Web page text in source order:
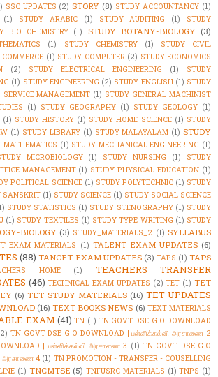
SSC UPDATES (2) STORY (8) STUDY ACCOUNTANCY (1)
(1) STUDY ARABIC (1) STUDY AUDITING (1)
STUDY
BIO CHEMISTRY (1) STUDY BOTANY-BIOLOGY (3)
(1) STUDY CHEMISTRY (1)
STUDY CIVIL
(1) STUDY COMPUTER (2) STUDY ECONOMICS
(2) STUDY ELECTRICAL ENGINEERING (1)
STUDY
(1) STUDY ENGINEERING (2) STUDY ENGLISH (1) STUDY
SERVICE MANAGEMENT (1) STUDY GENERAL MACHINIST
(1) STUDY GEOGRAPHY (1) STUDY GEOLOGY (1)
(1) STUDY HISTORY (1) STUDY HOME SCIENCE (1) STUDY
(1) STUDY LIBRARY (1) STUDY MALAYALAM (1) STUDY
MATHEMATICS (1) STUDY MECHANICAL ENGINEERING (1)
MICROBIOLOGY (1) STUDY NURSING (1)
STUDY
MANAGEMENT (1) STUDY PHYSICAL EDUCATION (1)
POLITICAL SCIENCE (1) STUDY POLYTECHNIC (1) STUDY
SANSKRIT (1) STUDY SCIENCE (1) STUDY SOCIAL SCIENCE
STUDY STATISTICS (1) STUDY STENOGRAPHY (1) STUDY
(1) STUDY TEXTILES (1) STUDY TYPE WRITING (1) STUDY
BIOLOGY (3) STUDY_MATERIALS_2 (1) SYLLABUS
EXAM MATERIALS (1) TALENT EXAM UPDATES (6)
(88) TANCET EXAM UPDATES (3) TAPS (1) TAPS
HOME (1)
TEACHERS TRANSFER
(46) TECHNICAL EXAM UPDATES (2) TET (1) TET
(6) TET STUDY MATERIALS (16) TET UPDATES
(16) TEXT BOOKS NEWS (6) TEXT MATERIALS
EXAM (41) TN (1) TN GOVT DSE G.O DOWNLOAD
TN GOVT DSE G.O DOWNLOAD | பள்ளிக்கல்வி அரசாணை 2
| பள்ளிக்கல்வி அரசாணை 3 (1) TN GOVT DSE G.O
அரசாணை 4 (1) TN PROMOTION - TRANSFER - COUSELLING
(1) TNCMTSE (5) TNFUSRC MATERIALS (1) TNPS (1)